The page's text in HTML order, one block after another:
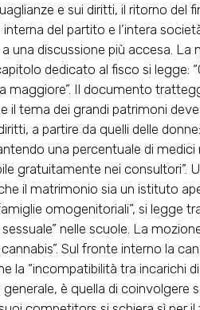
e sui diritti, il ritorno del
del partito e l’intera
una discussione più accesa. La
dedicato al fisco si legge:
maggiore”. Il documento
il tema dei grandi patrimoni
a partire da quelli delle
una percentuale di
gratuitamente nei consultori”.
il matrimonio sia un istituto
omogenitoriali”, si legge
nelle scuole. La
Sul fronte interno la
la “incompatibilità tra incarichi
è quella di coinvolgere